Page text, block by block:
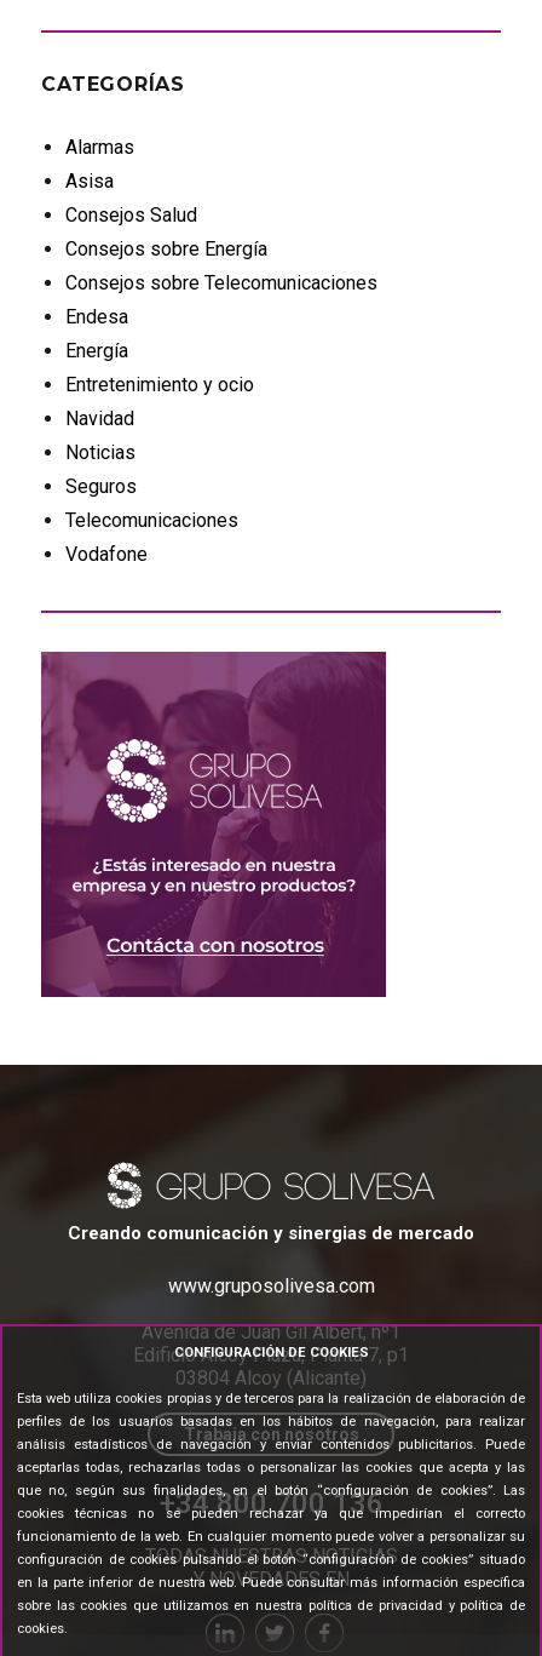
CATEGORÍAS
Alarmas
Asisa
Consejos Salud
Consejos sobre Energía
Consejos sobre Telecomunicaciones
Endesa
Energía
Entretenimiento y ocio
Navidad
Noticias
Seguros
Telecomunicaciones
Vodafone
Creando comunicación y sinergias de mercado
www.gruposolivesa.com
Avenida de Juan Gil Albert, nº1
Edificio Alcoy Plaza, Planta 7, p1
03804 Alcoy (Alicante)
Trabaja con nosotros
+34 800 700 136
TODAS NUESTRAS NOTICIAS
Y NOVEDADES EN
CONFIGURACIÓN DE COOKIES
Esta web utiliza cookies propias y de terceros para la realización de elaboración de
perfiles de los usuarios basadas en los hábitos de navegación, para realizar
análisis estadísticos de navegación y enviar contenidos publicitarios. Puede
aceptarlas todas, rechazarlas todas o personalizar las cookies que acepta y las
que no, según sus finalidades, en el botón “configuración de cookies”. Las
cookies técnicas no se pueden rechazar ya que impedirían el correcto
funcionamiento de la web. En cualquier momento puede volver a personalizar su
configuración de cookies pulsando el botón “configuración de cookies” situado
en la parte inferior de nuestra web. Puede consultar más información específica
sobre las cookies que utilizamos en nuestra política de privacidad y política de
cookies.